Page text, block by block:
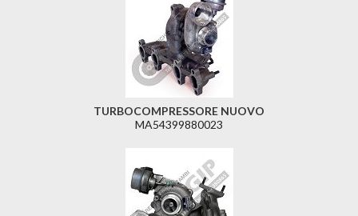
TURBOCOMPRESSORE NUOVO
MA54399880023